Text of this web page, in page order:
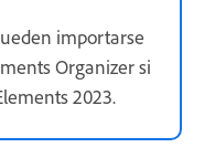
importarse
Organizer si
2023.